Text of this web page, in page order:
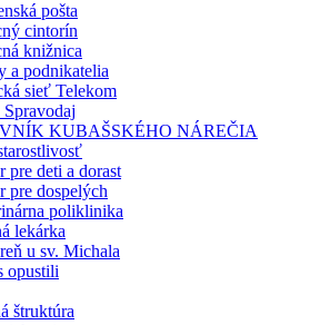
pošta
cintorín
knižnica
a podnikatelia
sieť Telekom
Spravodaj
KUBAŠSKÉHO NÁREČIA
pre deti a dorast
pre dospelých
poliklinika
lekárka
u sv. Michala
opustili
štruktúra